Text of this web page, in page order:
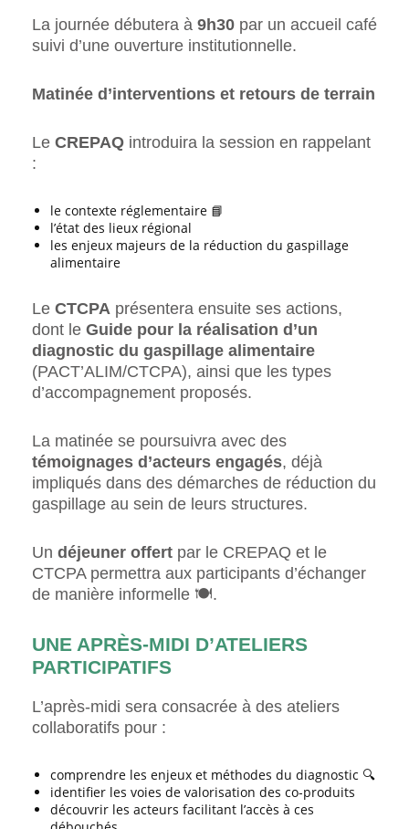
La journée débutera à 9h30 par un accueil café
suivi d’une ouverture institutionnelle.
Matinée d’interventions et retours de terrain
Le CREPAQ introduira la session en rappelant
:
le contexte réglementaire 📘
l’état des lieux régional
les enjeux majeurs de la réduction du gaspillage
alimentaire
Le CTCPA présentera ensuite ses actions,
dont le Guide pour la réalisation d’un
diagnostic du gaspillage alimentaire
(PACT’ALIM/CTCPA), ainsi que les types
d’accompagnement proposés.
La matinée se poursuivra avec des
témoignages d’acteurs engagés, déjà
impliqués dans des démarches de réduction du
gaspillage au sein de leurs structures.
Un déjeuner offert par le CREPAQ et le
CTCPA permettra aux participants d’échanger
de manière informelle 🍽️.
UNE APRÈS-MIDI D’ATELIERS
PARTICIPATIFS
L’après-midi sera consacrée à des ateliers
collaboratifs pour :
comprendre les enjeux et méthodes du diagnostic 🔍
identifier les voies de valorisation des co‑produits
découvrir les acteurs facilitant l’accès à ces